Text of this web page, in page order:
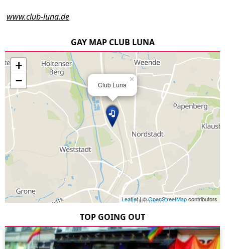
www.club-luna.de
GAY MAP CLUB LUNA
Club Luna
×
+
−
Leaflet| ©OpenStreetMapcontributors
TOP GOING OUT